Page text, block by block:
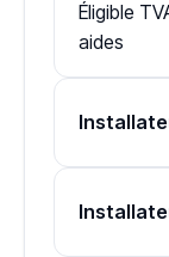
Éligible
aides